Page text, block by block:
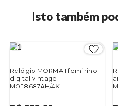
Isto também
Relógio MORMAII feminino
digital vintage
MOJ8687AH/4K